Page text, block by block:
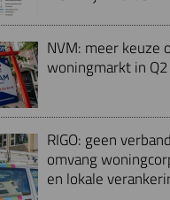
NVM: meer keuze
woningmarkt in Q2
RIGO: geen
omvang
en lokale